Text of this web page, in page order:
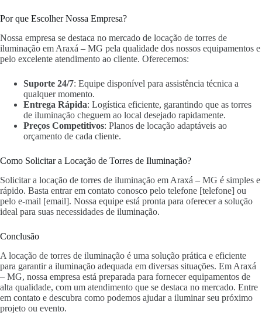
Por que Escolher Nossa Empresa?
Nossa empresa se destaca no mercado de locação de torres de
iluminação em Araxá – MG pela qualidade dos nossos equipamentos e
pelo excelente atendimento ao cliente. Oferecemos:
Suporte 24/7: Equipe disponível para assistência técnica a
qualquer momento.
Entrega Rápida: Logística eficiente, garantindo que as torres
de iluminação cheguem ao local desejado rapidamente.
Preços Competitivos: Planos de locação adaptáveis ao
orçamento de cada cliente.
Como Solicitar a Locação de Torres de Iluminação?
Solicitar a locação de torres de iluminação em Araxá – MG é simples e
rápido. Basta entrar em contato conosco pelo telefone [telefone] ou
pelo e-mail [email]. Nossa equipe está pronta para oferecer a solução
ideal para suas necessidades de iluminação.
Conclusão
A locação de torres de iluminação é uma solução prática e eficiente
para garantir a iluminação adequada em diversas situações. Em Araxá
– MG, nossa empresa está preparada para fornecer equipamentos de
alta qualidade, com um atendimento que se destaca no mercado. Entre
em contato e descubra como podemos ajudar a iluminar seu próximo
projeto ou evento.